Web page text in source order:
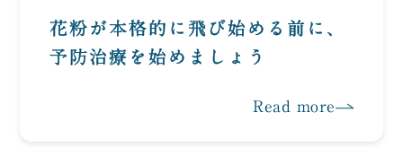
花粉が本格的に飛び始める前に、
予防治療を始めましょう
Read more